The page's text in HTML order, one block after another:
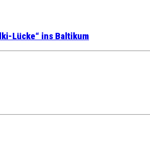
Lücke“ ins Baltikum